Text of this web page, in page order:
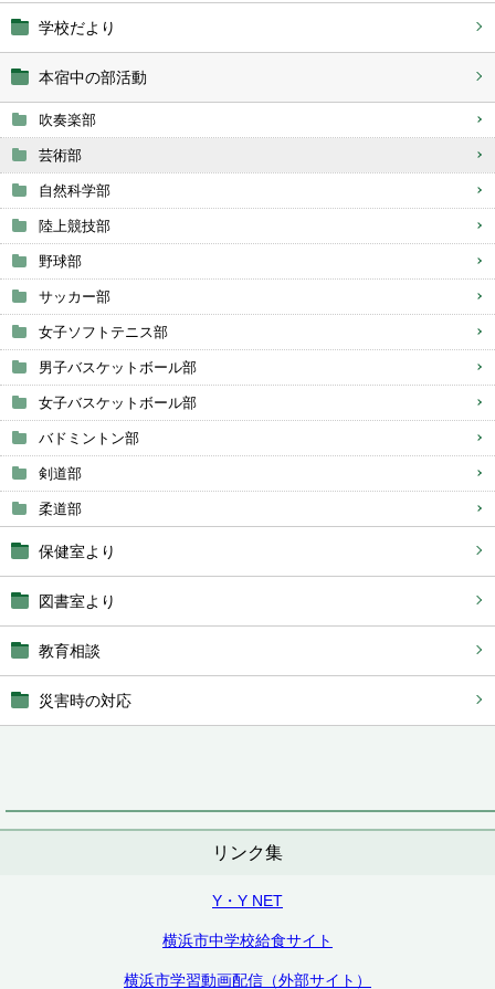
学校だより
本宿中の部活動
吹奏楽部
芸術部
自然科学部
陸上競技部
野球部
サッカー部
女子ソフトテニス部
男子バスケットボール部
女子バスケットボール部
バドミントン部
剣道部
柔道部
保健室より
図書室より
教育相談
災害時の対応
リンク集
Y・Y NET
横浜市中学校給食サイト
横浜市学習動画配信（外部サイト）